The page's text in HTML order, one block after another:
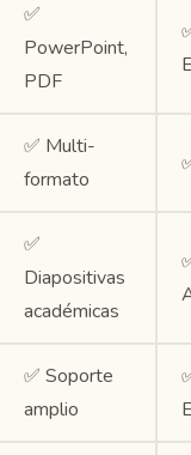
✅
PowerPoint,
PDF
✅ Multi-
formato
✅
Diapositivas
académicas
✅ Soporte
amplio